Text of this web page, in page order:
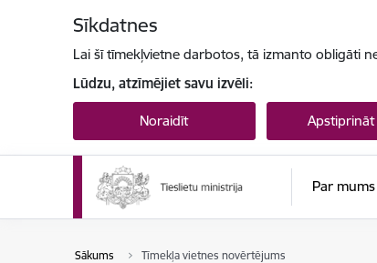
Sīkdatnes
Lai šī tīmekļvietne darbotos, tā izmanto obligāti
Lūdzu, atzīmējiet savu izvēli:
Noraidīt Apstiprināt
Par mums
Sākums Tīmekļa vietnes novērtējums